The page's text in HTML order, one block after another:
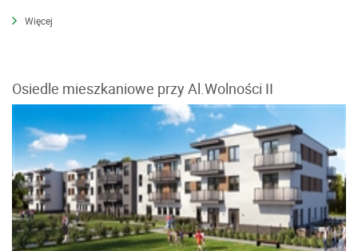
Więcej
Osiedle mieszkaniowe przy Al.Wolności II